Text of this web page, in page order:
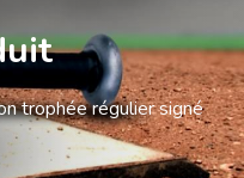
trophée régulier signé